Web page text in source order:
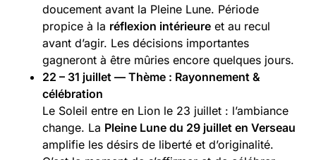
doucement avant la Pleine Lune. Période
propice à la réflexion intérieure et au recul
avant d’agir. Les décisions importantes
gagneront à être mûries encore quelques jours.
22 – 31 juillet — Thème : Rayonnement &
célébration
Le Soleil entre en Lion le 23 juillet : l’ambiance
change. La Pleine Lune du 29 juillet en Verseau
amplifie les désirs de liberté et d’originalité.